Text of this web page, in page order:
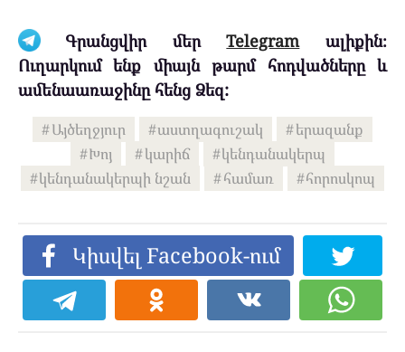
Գրանցվիր մերTelegramալիքին։
Ուղարկում ենք միայն թարմ հոդվածները և
ամենաառաջինը հենց Ձեզ:
Այծեղջյուր աստղագուշակ
երազանք
Խոյ
կարիճ
կենդանակերպ
կենդանակերպի նշան
համառ հորոսկոպ
Կիսվել Facebook-ում